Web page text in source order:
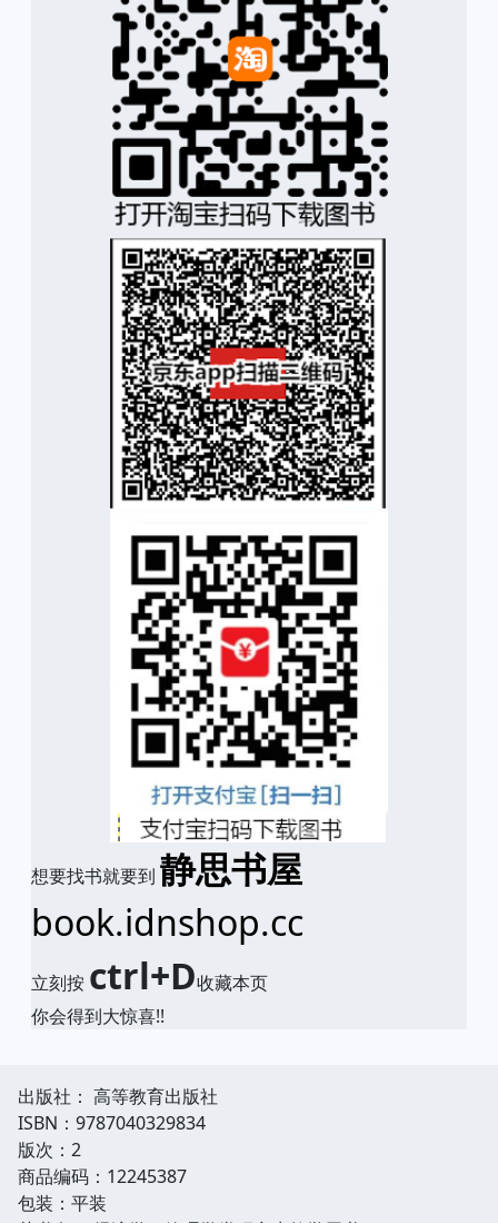
想要找书就要到 静思书屋
book.idnshop.cc
立刻按 ctrl+D收藏本页
你会得到大惊喜!!
出版社： 高等教育出版社
ISBN：9787040329834
版次：2
商品编码：12245387
包装：平装